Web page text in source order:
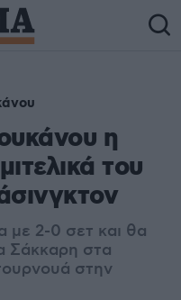
η
του
με 2-0 σετ και θα
Σάκκαρη στα
στην